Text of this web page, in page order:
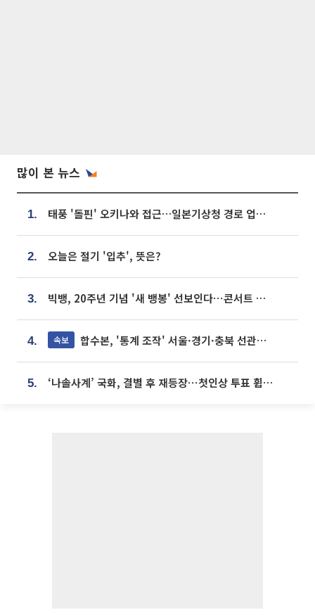
많이 본 뉴스
1. 태풍 '돌핀' 오키나와 접근…일본기상청 경로 업데이트
2. 오늘은 절기 '입추', 뜻은?
3. 빅뱅, 20주년 기념 '새 뱅봉' 선보인다⋯콘서트 앞두고 팝업 개최
4. 속보 합수본, '통계 조작' 서울·경기·충북 선관위 등 추가 압수수색
5. ‘나솔사계’ 국화, 결별 후 재등장⋯첫인상 투표 휩쓸고 ‘인기녀’ 등극